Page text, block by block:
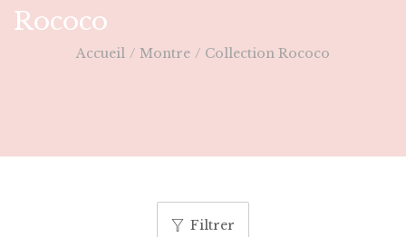
Rococo
Accueil / Montre / Collection Rococo
Filtrer